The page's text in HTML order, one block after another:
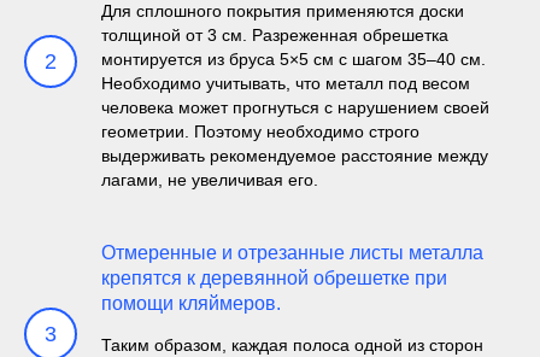
2
Для сплошного покрытия применяются доски
толщиной от 3 см. Разреженная обрешетка
монтируется из бруса 5×5 см с шагом 35–40 см.
Необходимо учитывать, что металл под весом
человека может прогнуться с нарушением своей
геометрии. Поэтому необходимо строго
выдерживать рекомендуемое расстояние между
лагами, не увеличивая его.
3
Отмеренные и отрезанные листы металла
крепятся к деревянной обрешетке при
помощи кляймеров.
Таким образом, каждая полоса одной из сторон